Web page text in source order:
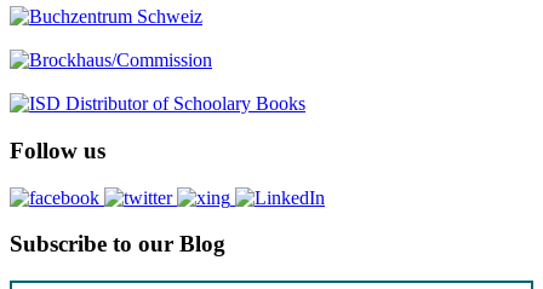
Follow us
Subscribe to our Blog